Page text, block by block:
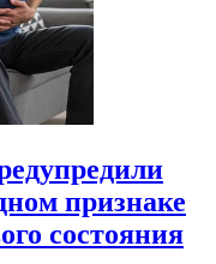
признаке
состояния